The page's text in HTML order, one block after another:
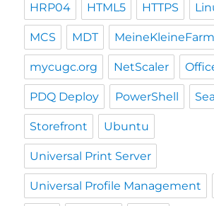
HRP04 HTML5 HTTPS
MCS MDT MeineKleineFarm
mycugc.org NetScaler
PDQ Deploy PowerShell
Storefront Ubuntu
Universal Print Server
Universal Profile Management